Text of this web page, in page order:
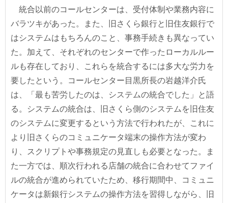
統合以前のコールセンターは、受付体制や業務内容に
バラツキがあった。また、旧さくら銀行と旧住友銀行で
はシステムはもちろんのこと、事務手続きも異なってい
た。加えて、それぞれのセンターで作ったローカルルー
ルも存在しており、これらを統合するには多大な労力を
要したという。コールセンター目黒所長の岩越洋介氏
は、「最も苦労したのは、システムの統合でした」と語
る。システムの統合は、旧さくら側のシステムを旧住友
のシステムに変更するという方法で行われたが、これに
より旧さくらのコミュニケータ端末の操作方法が変わ
り、スクリプトや事務規定の見直しも必要となった。ま
た一方では、順次行われる店舗の統合に合わせてファイ
ルの統合が進められていたため、移行期間中、コミュニ
ケータは新銀行システムの操作方法を習得しながら、旧